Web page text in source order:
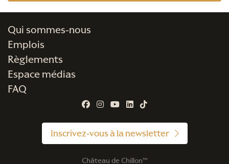
Qui sommes-nous
Emplois
Règlements
Espace médias
FAQ
Inscrivez-vous à la newsletter
Château de Chillon™